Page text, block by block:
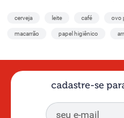
cerveja leite café ovo
macarrão papel higiênico
cadastre-se